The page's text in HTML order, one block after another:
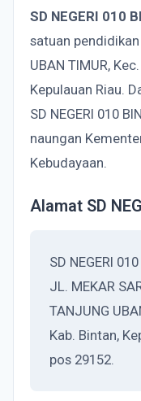
SD NEGERI 010
satuan
UBAN TIMUR,
Kepulauan Riau.
SD NEGERI 010
naungan
Kebudayaan.
Alamat SD
SD NEGERI
JL. MEKAR
TANJUNG
Kab. Bintan,
pos 29152.